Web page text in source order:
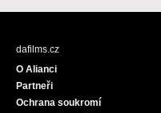
c
dafilms.cz
O Alianci
Partneři
Ochrana soukromí